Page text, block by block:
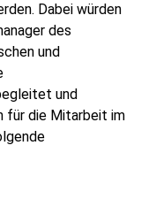
Dabei würden
des
und
und
für die Mitarbeit im